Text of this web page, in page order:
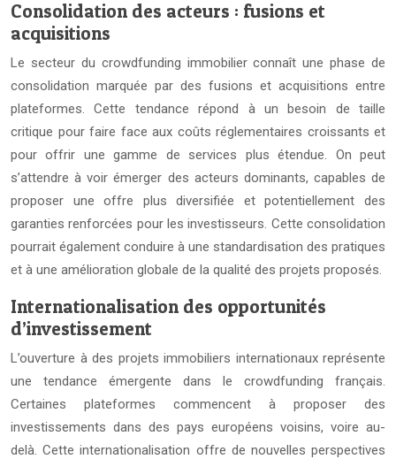
Consolidation des acteurs : fusions et
acquisitions
Le secteur du crowdfunding immobilier connaît une phase de
consolidation marquée par des fusions et acquisitions entre
plateformes. Cette tendance répond à un besoin de taille
critique pour faire face aux coûts réglementaires croissants et
pour offrir une gamme de services plus étendue. On peut
s’attendre à voir émerger des acteurs dominants, capables de
proposer une offre plus diversifiée et potentiellement des
garanties renforcées pour les investisseurs. Cette consolidation
pourrait également conduire à une standardisation des pratiques
et à une amélioration globale de la qualité des projets proposés.
Internationalisation des opportunités
d’investissement
L’ouverture à des projets immobiliers internationaux représente
une tendance émergente dans le crowdfunding français.
Certaines plateformes commencent à proposer des
investissements dans des pays européens voisins, voire au-
delà. Cette internationalisation offre de nouvelles perspectives